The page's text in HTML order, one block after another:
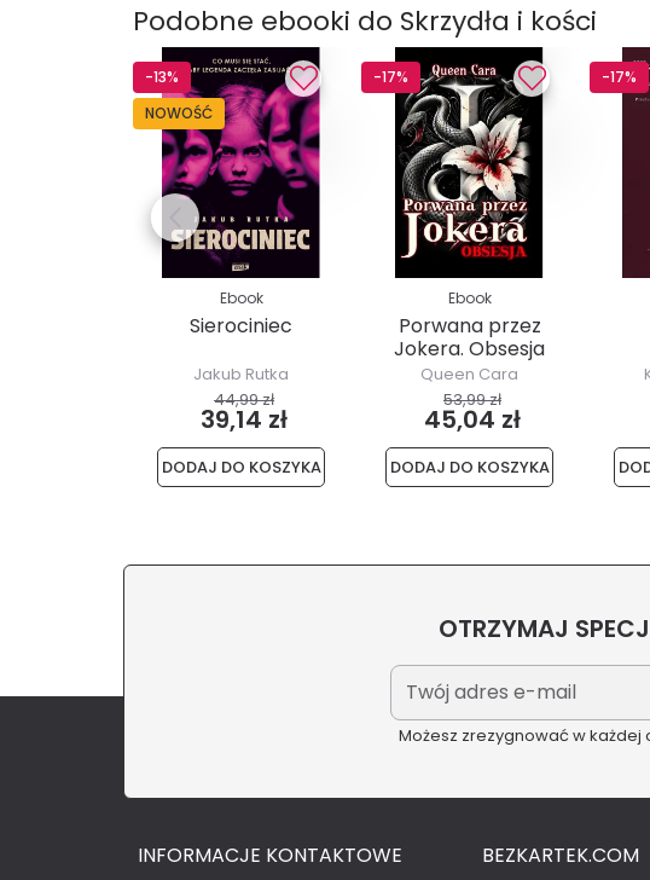
Podobne ebooki do Skrzydła i kości
-13%
NOWOŚĆ
Ebook
Sierociniec
Jakub Rutka
44,99 zł
39,14 zł
DODAJ DO KOSZYKA
-17%
Ebook
Porwana przez
Jokera. Obsesja
Queen Cara
53,99 zł
45,04 zł
DODAJ DO KOSZYKA
-17%
OTRZYMAJ
Możesz zrezygnować w każdej
INFORMACJE KONTAKTOWE BEZKARTEK.COM